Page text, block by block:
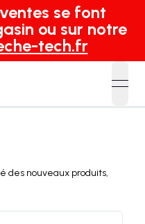
se font
ou sur notre
tech.fr
des nouveaux produits,